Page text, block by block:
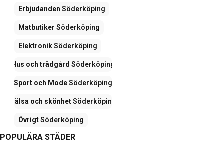
Erbjudanden Söderköping
Matbutiker Söderköping
ElektronikSöderköping
Hus och trädgård Söderköping
Sport och ModeSöderköping
Hälsa och skönhetSöderköping
ÖvrigtSöderköping
POPULÄRA STÄDER